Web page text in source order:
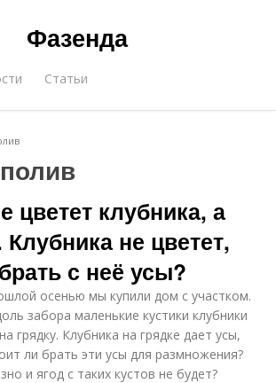
Фазенда
Статьи
цветет клубника, а
не цветет,
с неё усы?
осенью мы купили дом с участком.
забора маленькие кустики клубники
грядку. Клубника на грядке дает усы,
ли брать эти усы для размножения?
и ягод с таких кустов не будет?